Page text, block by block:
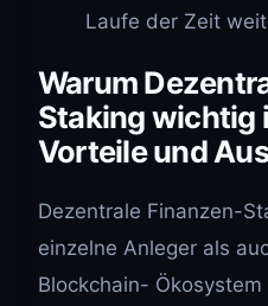
Laufe der Zeit
Warum
Staking wichtig
Vorteile und
Dezentrale Finanzen-
einzelne Anleger als
Blockchain- Ökosystem